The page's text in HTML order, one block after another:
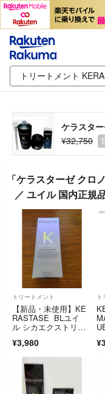
¥32,750
「ケラスターゼ クロ
／ ユイル 国内正規
トリートメント
【新品・未使用】KE
RASTASE BLユイ
ル シカエクストリー
¥3,980